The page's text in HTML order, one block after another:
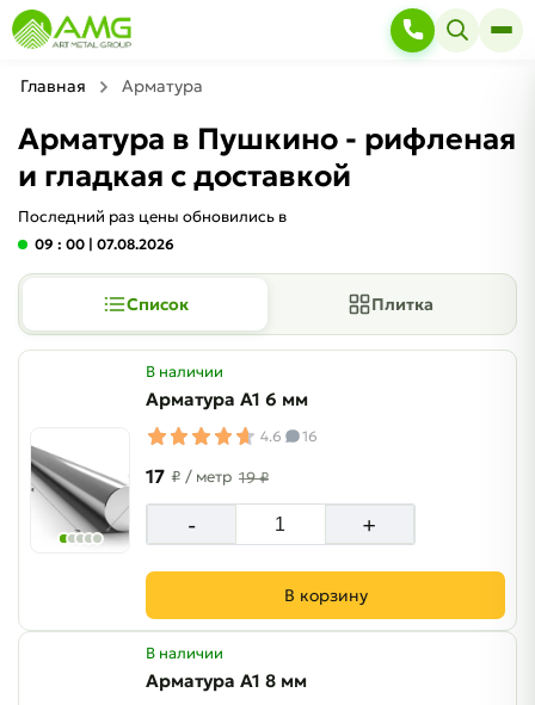
Главная Арматура
Арматура в Пушкино - рифленая
и гладкая с доставкой
Последний раз цены обновились в
09 : 00 | 07.08.2026
Список Плитка
В наличии
Арматура А1 6 мм
4.6 16
17 ₽ / метр 19 ₽
- +
В корзину
В наличии
Арматура А1 8 мм